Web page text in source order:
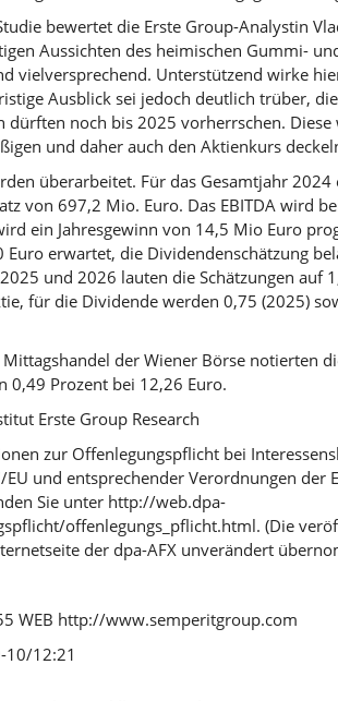
bewertet die Erste Group-Analystin
Aussichten des heimischen Gummi-
vielversprechend. Unterstützend wirke
Ausblick sei jedoch deutlich trüber,
dürften noch bis 2025 vorherrschen.
und daher auch den Aktienkurs
überarbeitet. Für das Gesamtjahr
von 697,2 Mio. Euro. Das EBITDA wird
ein Jahresgewinn von 14,5 Mio Euro
erwartet, die Dividendenschätzung
und 2026 lauten die Schätzungen auf
für die Dividende werden 0,75 (2025)
der Wiener Börse notierten
0,49 Prozent bei 12,26 Euro.
Erste Group Research
zur Offenlegungspflicht bei
und entsprechender Verordnungen der
Sie unter http://web.dpa-
offenlegungs_pflicht.html. (Die
der dpa-AFX unverändert
WEB http://www.semperitgroup.com
10/12:21